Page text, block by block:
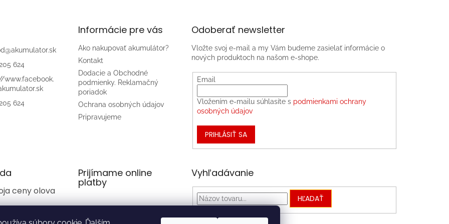
@akumulator.sk
624
www.facebook.
624
Informácie pre vás
Ako nakupovať akumulátor?
Kontakt
Dodacie a Obchodné
podmienky. Reklamačný
poriadok
Ochrana osobných údajov
Pripravujeme
Odoberať newsletter
Vložte svoj e-mail a my Vám budeme zasielať informácie o
nových produktoch na našom e-shope.
Email
Vložením e-mailu súhlasíte s podmienkami ochrany
osobných údajov
PRIHLÁSIŤ SA
ceny olova
Prijímame online
platby
Vyhľadávanie
HĽADAŤ